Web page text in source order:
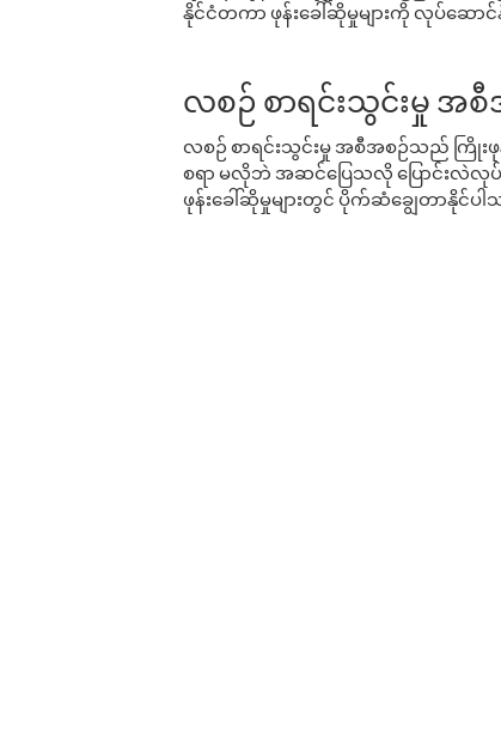
နိုင်ငံတကာ ဖုန်းခေါ်ဆိုမှုများကို လုပ်ဆော
လစဉ် စာရင်းသွင်းမှု အစီ
လစဉ် စာရင်းသွင်းမှု အစီအစဉ်သည် ကြိုးဖု
စရာ မလိုဘဲ အဆင်ပြေသလို ပြောင်းလဲလု
ဖုန်းခေါ်ဆိုမှုများတွင် ပိုက်ဆံချွေတာနိုင်ပ